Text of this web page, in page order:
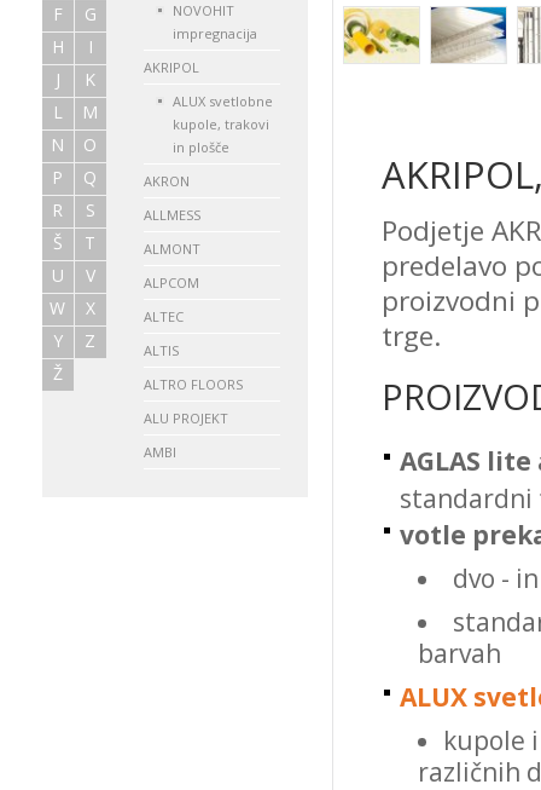
F
G
H
I
J
K
L
M
N
O
P
Q
R
S
Š
T
U
V
W
X
Y
Z
Ž
NOVOHIT
impregnacija
AKRIPOL
ALUX svetlobne
kupole, trakovi
in plošče
AKRON
ALLMESS
ALMONT
ALPCOM
ALTEC
ALTIS
ALTRO FLOORS
ALU PROJEKT
AMBI
Podjetje
predelavo
proizvodni
trge.
AGLAS
standardni
votle
dvo -
barvah
ALUX
kupole
različnih